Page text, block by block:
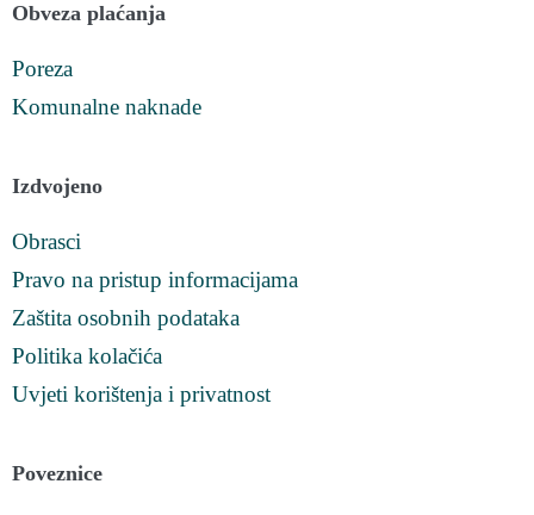
Obveza plaćanja
Poreza
Komunalne naknade
Izdvojeno
Obrasci
Pravo na pristup informacijama
Zaštita osobnih podataka
Politika kolačića
Uvjeti korištenja i privatnost
Poveznice